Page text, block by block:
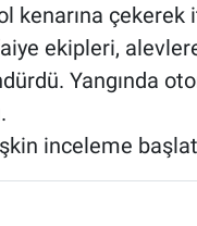
kenarına
ekipleri,
Yangında
inceleme